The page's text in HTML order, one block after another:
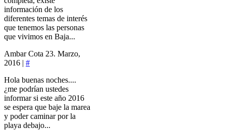
información de los
diferentes temas de interés
que tenemos las personas
que vivimos en Baja...
Ambar Cota 23. Marzo,
2016 | #
Hola buenas noches....
¿me podrían ustedes
informar si este año 2016
se espera que baje la marea
y poder caminar por la
playa debajo...